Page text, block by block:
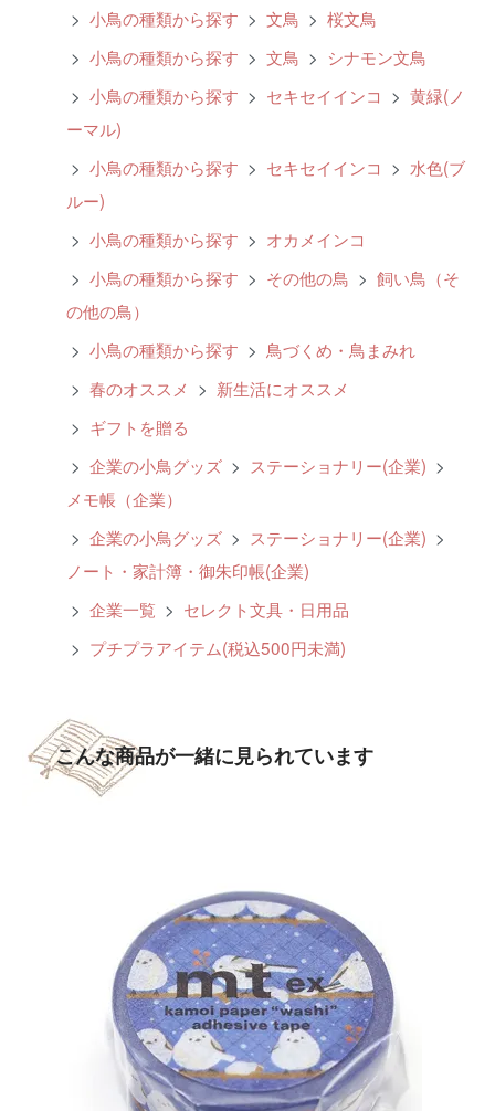
> 小鳥の種類から探す > 文鳥 > 桜文鳥
> 小鳥の種類から探す > 文鳥 > シナモン文鳥
> 小鳥の種類から探す > セキセイインコ > 黄緑(ノ
ーマル)
> 小鳥の種類から探す > セキセイインコ > 水色(ブ
ルー)
> 小鳥の種類から探す > オカメインコ
> 小鳥の種類から探す > その他の鳥 > 飼い鳥（そ
の他の鳥）
> 小鳥の種類から探す > 鳥づくめ・鳥まみれ
> 春のオススメ > 新生活にオススメ
> ギフトを贈る
> 企業の小鳥グッズ > ステーショナリー(企業) >
メモ帳（企業）
> 企業の小鳥グッズ > ステーショナリー(企業) >
ノート・家計簿・御朱印帳(企業)
> 企業一覧 > セレクト文具・日用品
> プチプラアイテム(税込500円未満)
こんな商品が一緒に見られています